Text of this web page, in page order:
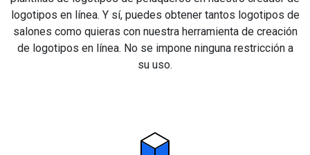
logotipos en línea. Y sí, puedes obtener tantos logotipos de
salones como quieras con nuestra herramienta de creación
de logotipos en línea. No se impone ninguna restricción a
su uso.